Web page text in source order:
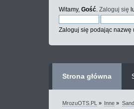
Witamy, Gość Zaloguj się
Zaloguj się podając nazwę
Strona główna
MrozuOTS.PL » Inne »